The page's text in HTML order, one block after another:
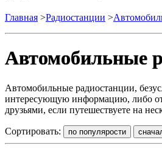
Главная >Радиостанции >
Автомобильные
Автомобильные радиостанции,
интересующую информацию, либо
друзьями, если путешествуете на
Сортировать: